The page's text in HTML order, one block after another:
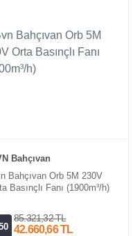
Bahçıvan
Bahçıvan Orb 5M 230V
Basınçlı Fanı (1900m³/h)
85.321,32 TL
42.660,66 TL